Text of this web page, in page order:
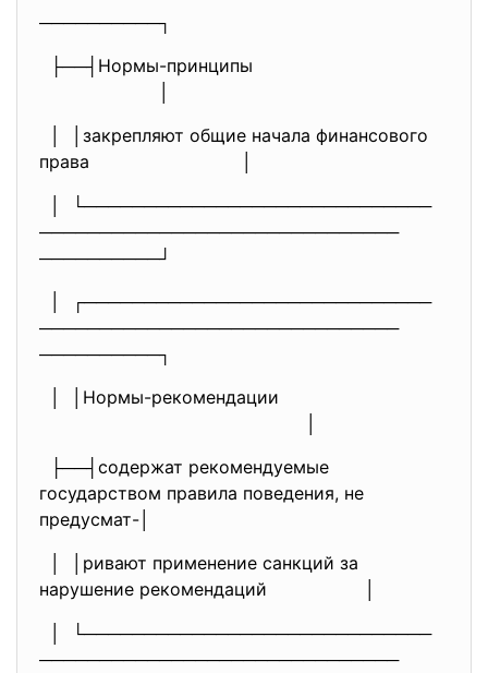
──────────┐
├──┤Нормы-принципы
│ │закрепляют общие начала финансового
права
│ └─────────────────────────────
──────────────────────────────
──────────┘
│ ┌─────────────────────────────
──────────────────────────────
──────────┐
│ │Нормы-рекомендации
├──┤содержат рекомендуемые
государством правила поведения, не
предусмат-│
│ │ривают применение санкций за
нарушение рекомендаций │
│ └─────────────────────────────
──────────────────────────────